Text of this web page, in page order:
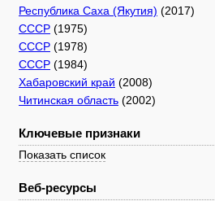
Республика Саха (Якутия) (2017)
СССР (1975)
СССР (1978)
СССР (1984)
Хабаровский край (2008)
Читинская область (2002)
Ключевые признаки
Показать список
Веб-ресурсы